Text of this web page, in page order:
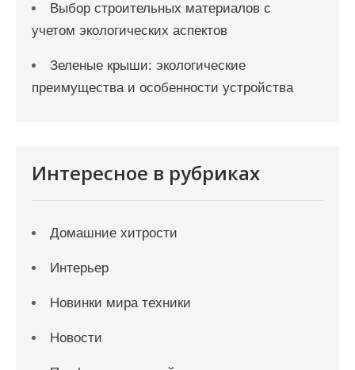
Выбор строительных материалов с
учетом экологических аспектов
Зеленые крыши: экологические
преимущества и особенности устройства
Интересное в рубриках
Домашние хитрости
Интерьер
Новинки мира техники
Новости